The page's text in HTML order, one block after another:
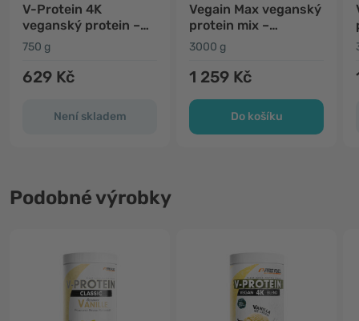
V-Protein 4K
veganský protein –
vanilková zmrzlina
750 g
629 Kč
Není skladem
Vegain Max veganský
protein mix –
čokoláda a lískový
oříšek
3000 g
1 259 Kč
Do košíku
Podobné výrobky